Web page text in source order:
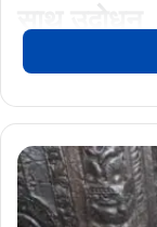
साथ उद्बोधन
मुख्यमंत्री श्री साय ने
शुरुआत भगवान श्री
“छत्तीसगढ़ का प्रयाग”
नदियों के त्रिवेणी संगम
राजिम
कुंभ
कल्प